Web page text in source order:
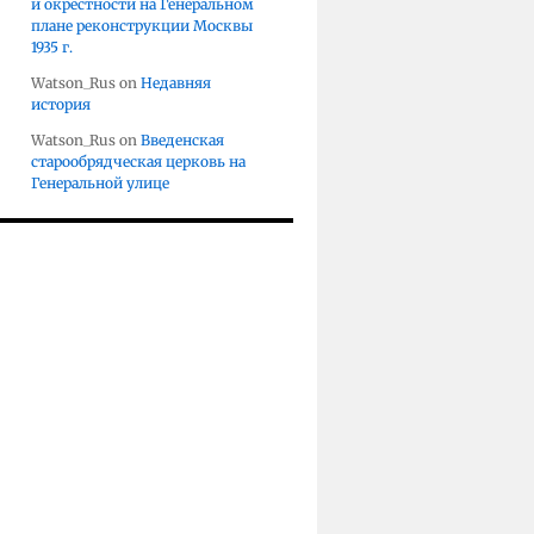
и окрестности на Генеральном
плане реконструкции Москвы
1935 г.
Watson_Rus on Недавняя
история
Watson_Rus on Введенская
старообрядческая церковь на
Генеральной улице